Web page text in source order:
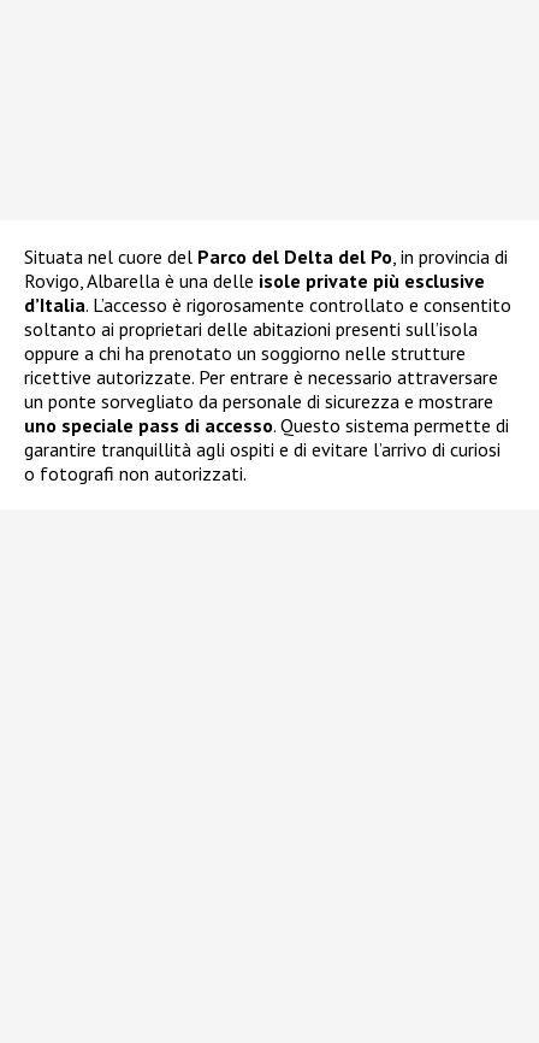
Situata nel cuore del Parco del Delta del Po, in provincia di
Rovigo, Albarella è una delle isole private più esclusive
d’Italia. L’accesso è rigorosamente controllato e consentito
soltanto ai proprietari delle abitazioni presenti sull’isola
oppure a chi ha prenotato un soggiorno nelle strutture
ricettive autorizzate. Per entrare è necessario attraversare
un ponte sorvegliato da personale di sicurezza e mostrare
uno speciale pass di accesso. Questo sistema permette di
garantire tranquillità agli ospiti e di evitare l’arrivo di curiosi
o fotografi non autorizzati.